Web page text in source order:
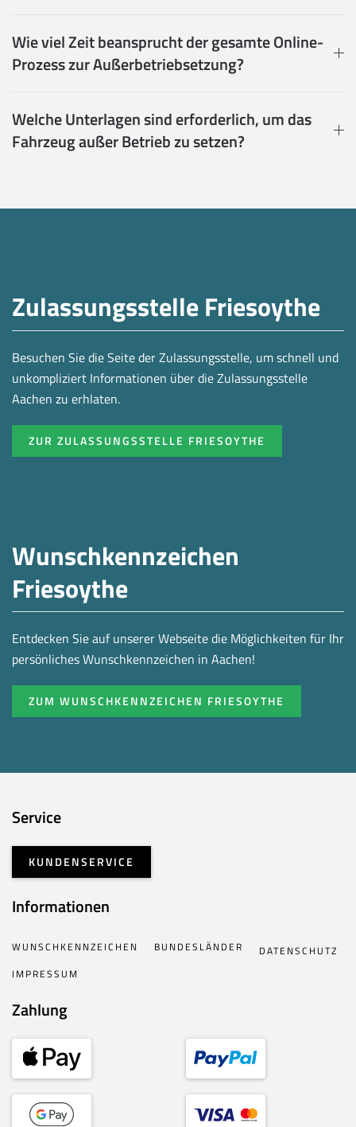
Wie viel Zeit beansprucht der gesamte Online-
Prozess zur Außerbetriebsetzung?
Welche Unterlagen sind erforderlich, um das
Fahrzeug außer Betrieb zu setzen?
Zulassungsstelle Friesoythe
Besuchen Sie die Seite der Zulassungsstelle, um schnell und
unkompliziert Informationen über die Zulassungsstelle
Aachen zu erhlaten.
ZUR ZULASSUNGSSTELLE FRIESOYTHE
Wunschkennzeichen
Friesoythe
Entdecken Sie auf unserer Webseite die Möglichkeiten für Ihr
persönliches Wunschkennzeichen in Aachen!
ZUM WUNSCHKENNZEICHEN FRIESOYTHE
Service
KUNDENSERVICE
Informationen
WUNSCHKENNZEICHEN BUNDESLÄNDER
DATENSCHUTZ
IMPRESSUM
Zahlung